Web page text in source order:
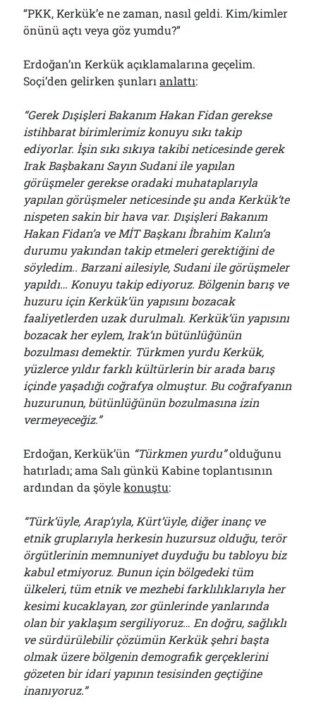
“PKK, Kerkük’e ne zaman, nasıl geldi. Kim/kimler
önünü açtı veya göz yumdu?”
Erdoğan’ın Kerkük açıklamalarına geçelim.
Soçi’den gelirken şunlarıanlattı:
“Gerek Dışişleri Bakanım Hakan Fidan gerekse
istihbarat birimlerimiz konuyu sıkı takip
ediyorlar. İşin sıkı sıkıya takibi neticesinde gerek
Irak Başbakanı Sayın Sudani ile yapılan
görüşmeler gerekse oradaki muhataplarıyla
yapılan görüşmeler neticesinde şu anda Kerkük’te
nispeten sakin bir hava var. Dışişleri Bakanım
Hakan Fidan’a ve MİT Başkanı İbrahim Kalın’a
durumu yakından takip etmeleri gerektiğini de
söyledim.. Barzani ailesiyle, Sudani ile görüşmeler
yapıldı… Konuyu takip ediyoruz. Bölgenin barış ve
huzuru için Kerkük’ün yapısını bozacak
faaliyetlerden uzak durulmalı. Kerkük’ün yapısını
bozacak her eylem, Irak’ın bütünlüğünün
bozulması demektir. Türkmen yurdu Kerkük,
yüzlerce yıldır farklı kültürlerin bir arada barış
içinde yaşadığı coğrafya olmuştur. Bu coğrafyanın
huzurunun, bütünlüğünün bozulmasına izin
vermeyeceğiz.”
Erdoğan, Kerkük’ün “Türkmen yurdu”olduğunu
hatırladı; ama Salı günkü Kabine toplantısının
ardından da şöylekonuştu:
“Türk’üyle, Arap’ıyla, Kürt’üyle, diğer inanç ve
etnik gruplarıyla herkesin huzursuz olduğu, terör
örgütlerinin memnuniyet duyduğu bu tabloyu biz
kabul etmiyoruz. Bunun için bölgedeki tüm
ülkeleri, tüm etnik ve mezhebi farklılıklarıyla her
kesimi kucaklayan, zor günlerinde yanlarında
olan bir yaklaşım sergiliyoruz… En doğru, sağlıklı
ve sürdürülebilir çözümün Kerkük şehri başta
olmak üzere bölgenin demografik gerçeklerini
gözeten bir idari yapının tesisinden geçtiğine
inanıyoruz.”